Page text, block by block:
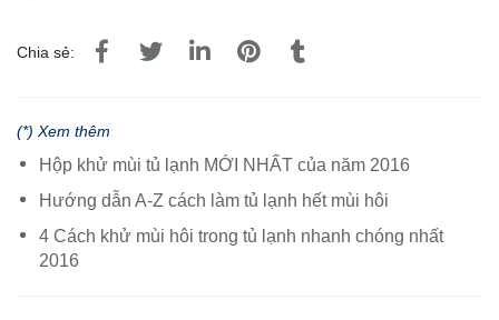
Chia sẻ:
(*) Xem thêm
Hộp khử mùi tủ lạnh MỚI NHẤT của năm 2016
Hướng dẫn A-Z cách làm tủ lạnh hết mùi hôi
4 Cách khử mùi hôi trong tủ lạnh nhanh chóng nhất
2016